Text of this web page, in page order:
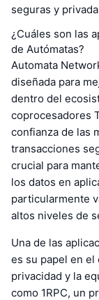
seguras y
¿Cuáles son las
de Autómatas?
Automata
diseñada para
dentro del
coprocesadores
confianza de las
transacciones
crucial para
los datos en
particularmente
altos niveles de
Una de las
es su papel en el
privacidad y la
como 1RPC, un